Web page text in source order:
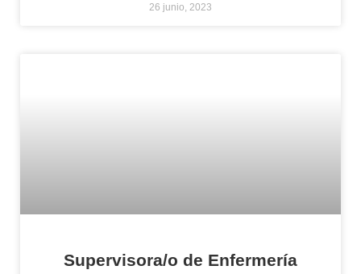
26 junio, 2023
Supervisora/o de Enfermería